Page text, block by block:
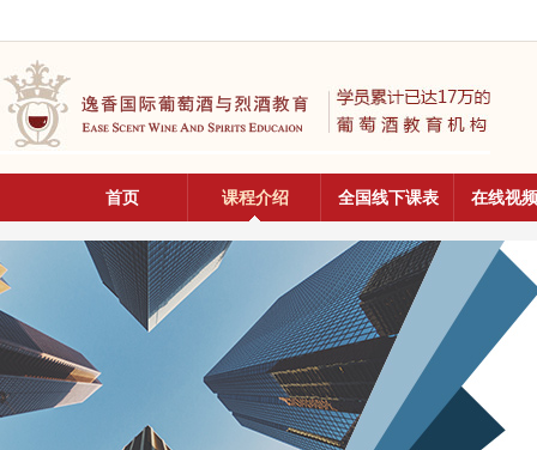
首页 课程介绍 全国线下课表 在线视